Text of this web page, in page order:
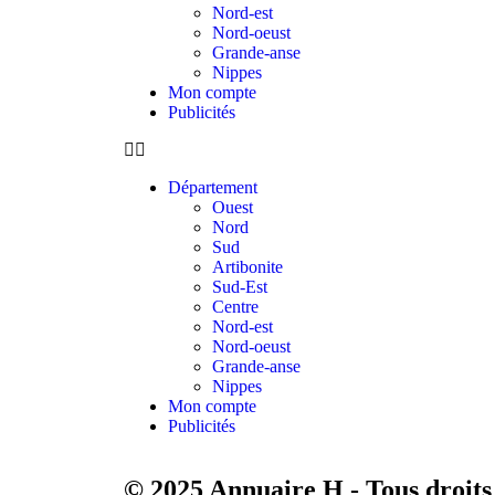
Nord-est
Nord-oeust
Grande-anse
Nippes
Mon compte
Publicités
Département
Ouest
Nord
Sud
Artibonite
Sud-Est
Centre
Nord-est
Nord-oeust
Grande-anse
Nippes
Mon compte
Publicités